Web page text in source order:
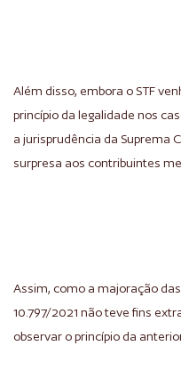
Além disso, embora o STF
princípio da legalidade nos
a jurisprudência da Suprema
surpresa aos contribuintes
Assim, como a majoração
10.797/2021 não teve fins
observar o princípio da